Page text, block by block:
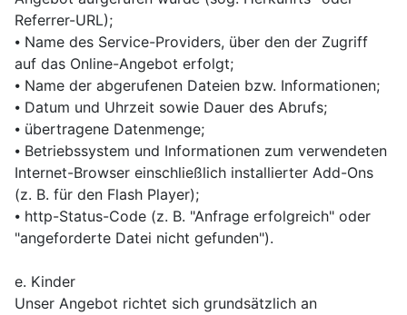
Referrer-URL);
⦁ Name des Service-Providers, über den der Zugriff
auf das Online-Angebot erfolgt;
⦁ Name der abgerufenen Dateien bzw. Informationen;
⦁ Datum und Uhrzeit sowie Dauer des Abrufs;
⦁ übertragene Datenmenge;
⦁ Betriebssystem und Informationen zum verwendeten
Internet-Browser einschließlich installierter Add-Ons
(z. B. für den Flash Player);
⦁ http-Status-Code (z. B. "Anfrage erfolgreich" oder
"angeforderte Datei nicht gefunden").
e. Kinder
Unser Angebot richtet sich grundsätzlich an